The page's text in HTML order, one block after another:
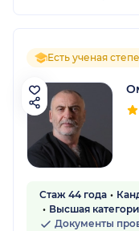
Есть ученая
Стаж 44 года
Высшая
Документы